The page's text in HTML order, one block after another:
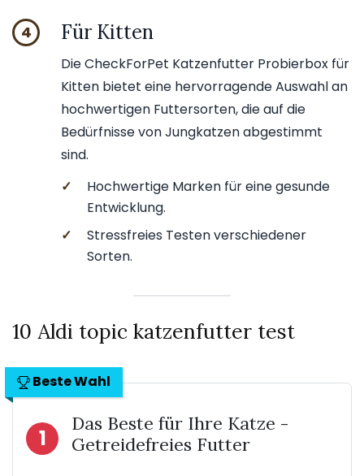
4 Für Kitten
Die CheckForPet Katzenfutter Probierbox für
Kitten bietet eine hervorragende Auswahl an
hochwertigen Futtersorten, die auf die
Bedürfnisse von Jungkatzen abgestimmt
sind.
✓
Hochwertige Marken für eine gesunde
Entwicklung.
✓
Stressfreies Testen verschiedener
Sorten.
10 Aldi topic katzenfutter test
Beste Wahl
1
Das Beste für Ihre Katze -
Getreidefreies Futter